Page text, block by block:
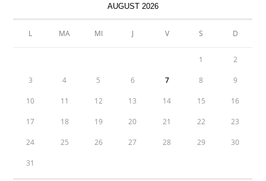
AUGUST 2026
L MA MI J V S D
1 2
3 4 5 6 7 8 9
10 11 12 13 14 15 16
17 18 19 20 21 22 23
24 25 26 27 28 29 30
31